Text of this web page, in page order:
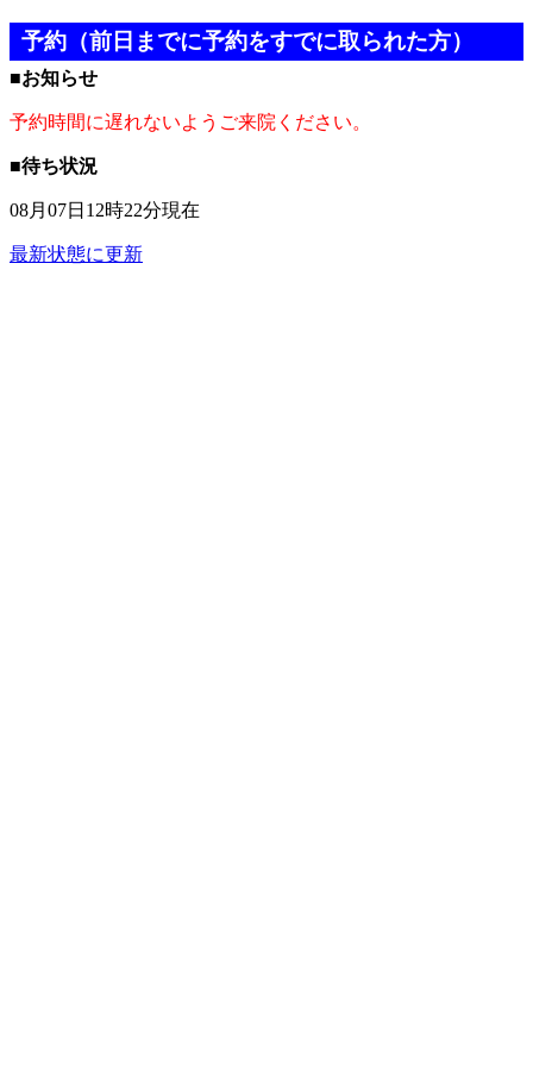
予約（前日までに予約をすでに取られた方）
■お知らせ
予約時間に遅れないようご来院ください。
■待ち状況
08月07日12時22分現在
最新状態に更新